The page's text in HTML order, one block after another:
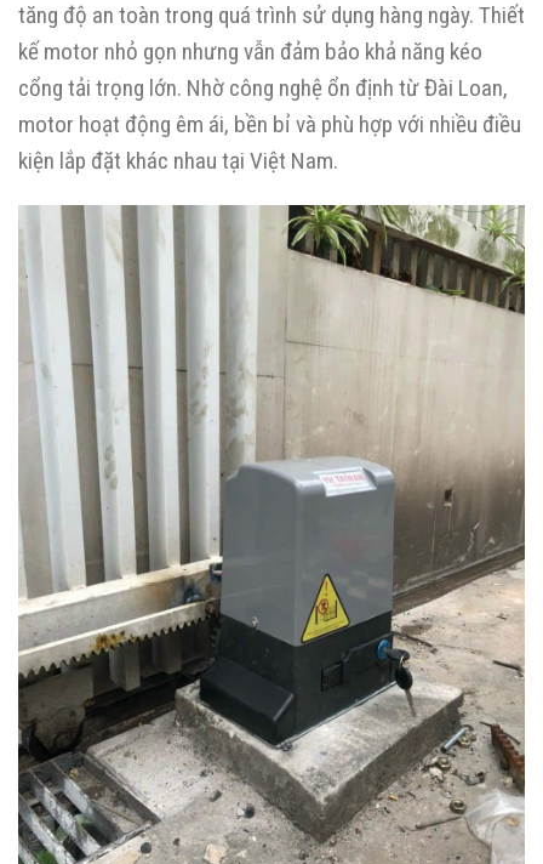
tăng độ an toàn trong quá trình sử dụng hàng ngày. Thiết
kế motor nhỏ gọn nhưng vẫn đảm bảo khả năng kéo
cổng tải trọng lớn. Nhờ công nghệ ổn định từ Đài Loan,
motor hoạt động êm ái, bền bỉ và phù hợp với nhiều điều
kiện lắp đặt khác nhau tại Việt Nam.